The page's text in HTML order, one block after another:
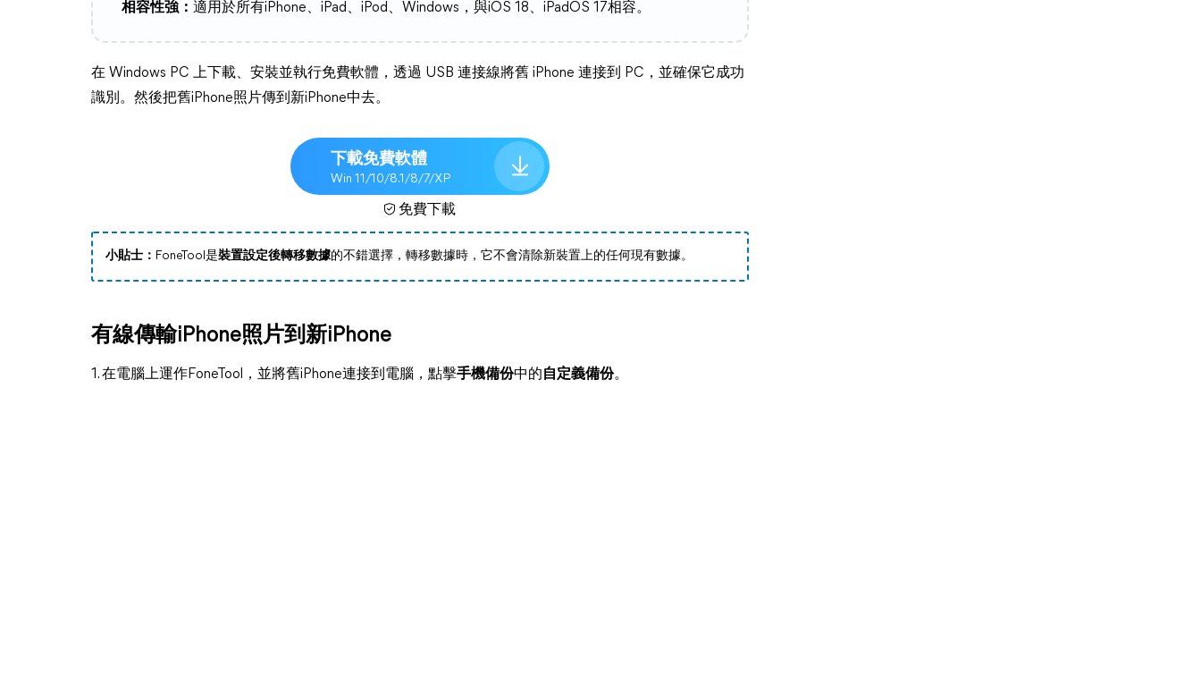
相容性強： 適用於所有iPhone、iPad、iPod、Windows，與iOS 18、iPadOS 17相容。
在 Windows PC 上下載、安裝並執行免費軟體，透過 USB 連接線將舊 iPhone 連接到 PC，並確保它成功
識別。然後把舊iPhone照片傳到新iPhone中去。
下載免費軟體
Win 11/10/8.1/8/7/XP
免費下載
小貼士： FoneTool是裝置設定後轉移數據的不錯選擇，轉移數據時，它不會清除新裝置上的任何現有數據。
有線傳輸iPhone照片到新iPhone
1. 在電腦上運作FoneTool，並將舊iPhone連接到電腦，點擊手機備份中的 自定義備份。